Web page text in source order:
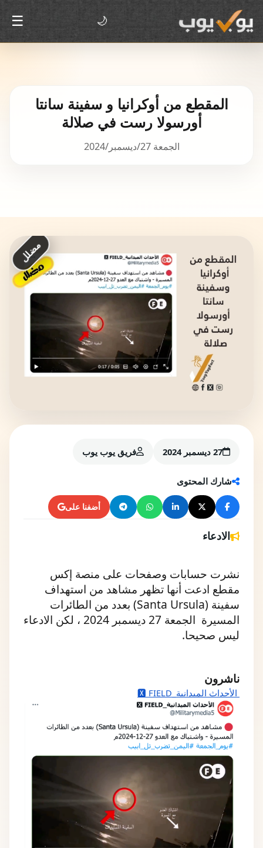
🌙
☰
المقطع من أوكرانيا و سفينة سانتا
أورسولا رست في صلالة
الجمعة 27/ديسمبر/2024
مضلل
27 ديسمبر 2024 فريق يوب يوب
شارك المحتوى
أضفنا على
الادعاء
ليس صحيحا.
ناشرون